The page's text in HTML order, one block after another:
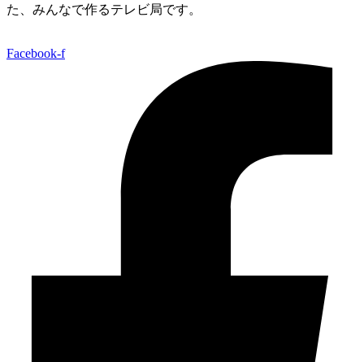
た、みんなで作るテレビ局です。
Facebook-f